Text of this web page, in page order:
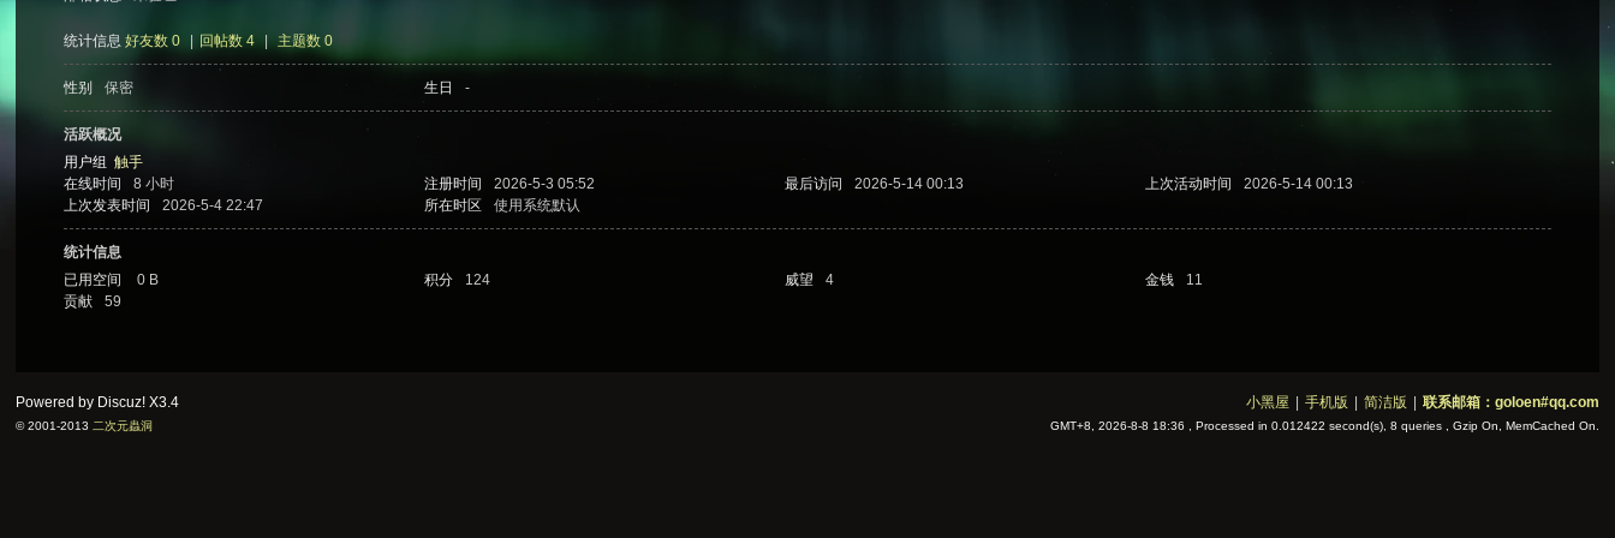
统计信息 好友数 0 回帖数 4 主题数 0
性别 保密 生日 -
活跃概况
用户组触手
在线时间
8 小时 注册时间 2026-5-3 05:52 最后访问 2026-5-14 00:13 上次活动时间
2026-5-14 00:13
上次发表时间
2026-5-4 22:47 所在时区 使用系统默认
统计信息
已用空间
0 B 积分 124 威望 4 金钱
11
贡献
59
小黑屋 手机版 简洁版 联系邮箱：goloen#qq.com
GMT+8, 2026-8-8 18:36 , Processed in 0.012422 second(s), 8 queries , Gzip On, MemCached On.
Powered by Discuz!X3.4
© 2001-2013 二次元蟲洞